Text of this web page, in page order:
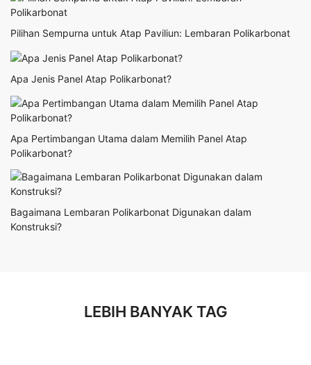
Pilihan Sempurna untuk Atap Paviliun: Lembaran Polikarbonat
Apa Jenis Panel Atap Polikarbonat?
Apa Pertimbangan Utama dalam Memilih Panel Atap
Polikarbonat?
Bagaimana Lembaran Polikarbonat Digunakan dalam
Konstruksi?
LEBIH BANYAK TAG